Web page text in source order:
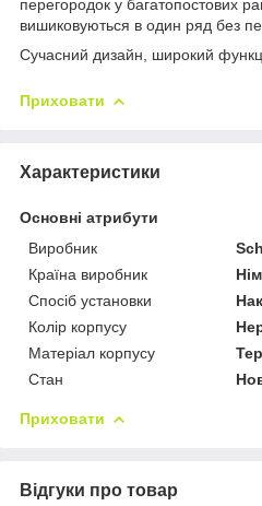
перегородок у багатопостових
вишиковуються в один ряд без
Сучасний дизайн, широкий
Приховати
Характеристики
Основні атрибути
Виробник
Країна виробник
Спосіб установки
Колір корпусу
Матеріал корпусу
Стан
Приховати
Відгуки про товар